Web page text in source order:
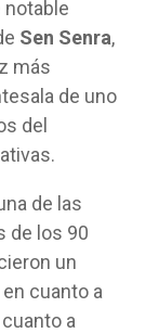
Sen Senra,
más
de uno
del
de las
de los 90
un
cuanto a
a